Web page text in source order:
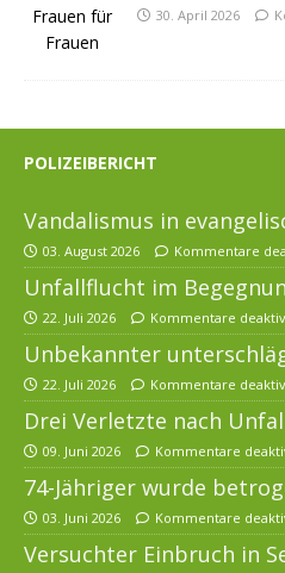
30. April 2026
POLIZEIBERICHT
Vandalismus in
03. August 2026 Kommentare
Unfallflucht im
22. Juli 2026 Kommentare
Unbekannter
22. Juli 2026 Kommentare
Drei Verletzte nach
09. Juni 2026 Kommentare
74-Jähriger wurde
03. Juni 2026 Kommentare
Versuchter Einbruch in